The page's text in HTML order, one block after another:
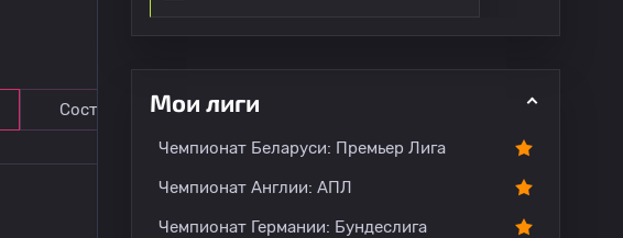
Состав Мои лиги
Чемпионат Беларуси: Премьер Лига
Чемпионат Англии: АПЛ
Чемпионат Германии: Бундеслига